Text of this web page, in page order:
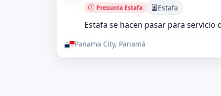
Presunta Estafa
Estafa
Estafa se hacen pasar para servicio
Panama City, Panamá